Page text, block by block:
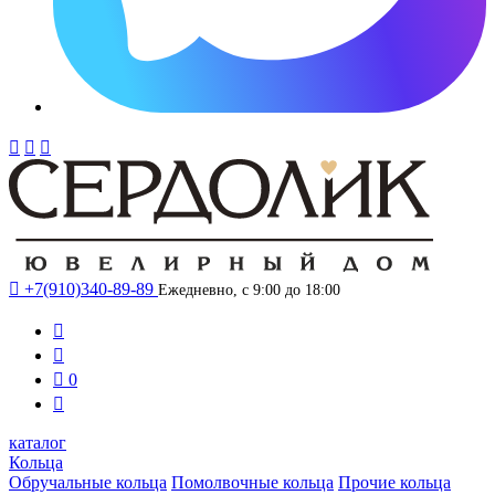
  
 +7(910)340-89-89 Ежедневно, с 9:00 до 18:00


 0

каталог
Кольца
Обручальные кольца Помолвочные кольца Прочие кольца